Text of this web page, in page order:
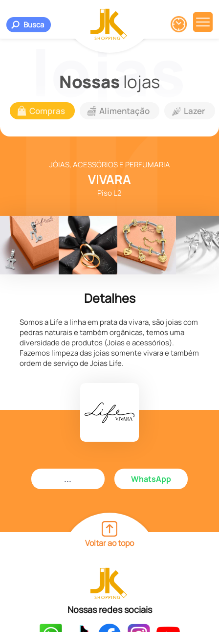
Busca
Nossas lojas
Compras Alimentação Lazer
JÓIAS, ACESSÓRIOS E PERFUMARIA
VIVARA
Piso L2
Detalhes
Somos a Life a linha em prata da vivara, são joias com
pedras naturais e também orgânicas, temos uma
diversidade de produtos (Joias e acessórios).
Fazemos limpeza das joias somente vivara e também
ordem de serviço de Joias Life.
... WhatsApp
Voltar ao topo
Nossas redes sociais